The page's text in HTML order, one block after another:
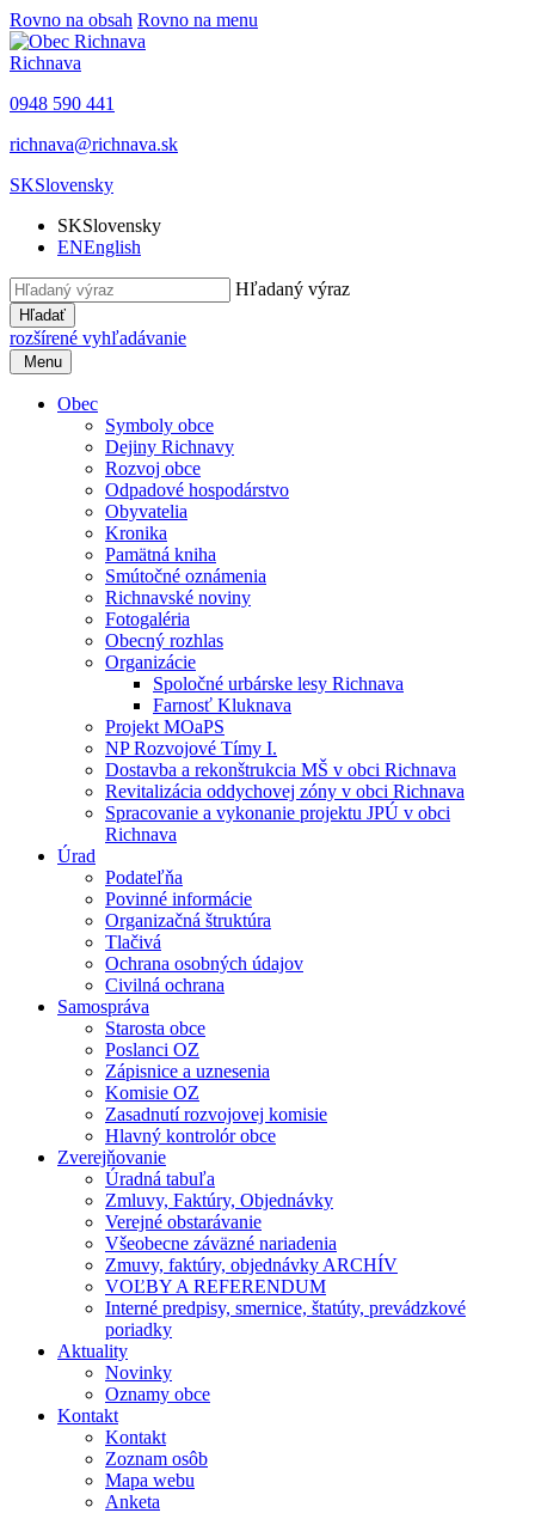
Rovno na obsah Rovno na menu
Richnava
0948 590 441
richnava@richnava.sk
SKSlovensky
SKSlovensky
ENEnglish
Hľadaný výraz
Hľadať
rozšírené vyhľadávanie
Menu
Obec
Symboly obce
Dejiny Richnavy
Rozvoj obce
Odpadové hospodárstvo
Obyvatelia
Kronika
Pamätná kniha
Smútočné oznámenia
Richnavské noviny
Fotogaléria
Obecný rozhlas
Organizácie
Spoločné urbárske lesy Richnava
Farnosť Kluknava
Projekt MOaPS
NP Rozvojové Tímy I.
Dostavba a rekonštrukcia MŠ v obci Richnava
Revitalizácia oddychovej zóny v obci Richnava
Spracovanie a vykonanie projektu JPÚ v obci
Richnava
Úrad
Podateľňa
Povinné informácie
Organizačná štruktúra
Tlačivá
Ochrana osobných údajov
Civilná ochrana
Samospráva
Starosta obce
Poslanci OZ
Zápisnice a uznesenia
Komisie OZ
Zasadnutí rozvojovej komisie
Hlavný kontrolór obce
Zverejňovanie
Úradná tabuľa
Zmluvy, Faktúry, Objednávky
Verejné obstarávanie
Všeobecne záväzné nariadenia
Zmuvy, faktúry, objednávky ARCHÍV
VOĽBY A REFERENDUM
Interné predpisy, smernice, štatúty, prevádzkové
poriadky
Aktuality
Novinky
Oznamy obce
Kontakt
Kontakt
Zoznam osôb
Mapa webu
Anketa